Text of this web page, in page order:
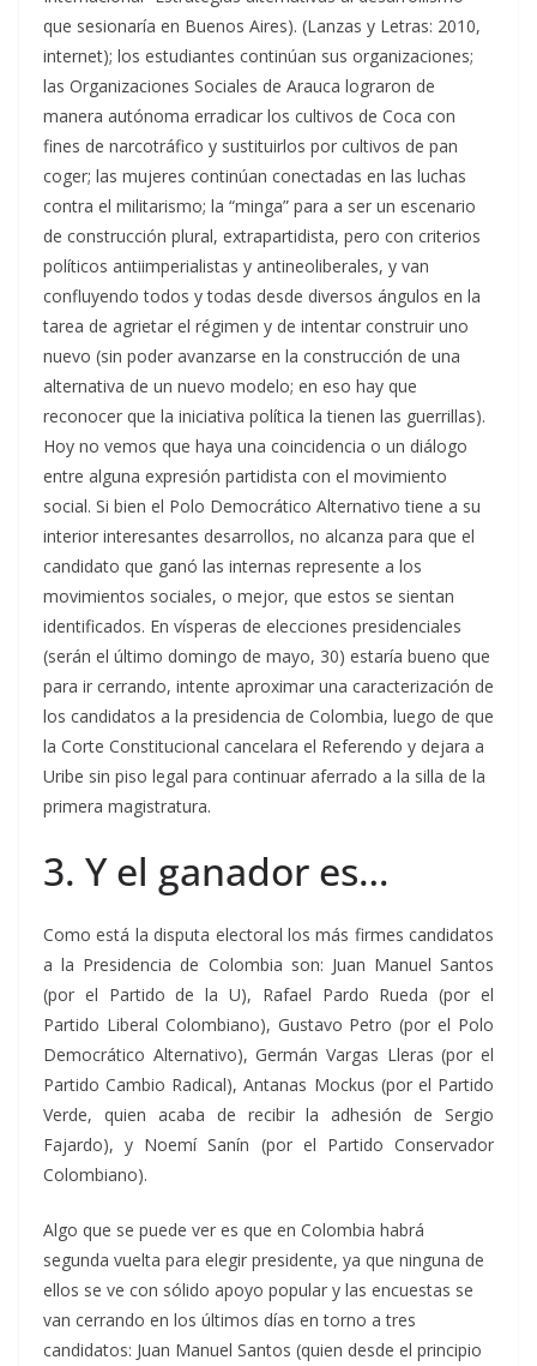
que sesionaría en Buenos Aires). (Lanzas y Letras: 2010,
internet); los estudiantes continúan sus organizaciones;
las Organizaciones Sociales de Arauca lograron de
manera autónoma erradicar los cultivos de Coca con
fines de narcotráfico y sustituirlos por cultivos de pan
coger; las mujeres continúan conectadas en las luchas
contra el militarismo; la “minga” para a ser un escenario
de construcción plural, extrapartidista, pero con criterios
políticos antiimperialistas y antineoliberales, y van
confluyendo todos y todas desde diversos ángulos en la
tarea de agrietar el régimen y de intentar construir uno
nuevo (sin poder avanzarse en la construcción de una
alternativa de un nuevo modelo; en eso hay que
reconocer que la iniciativa política la tienen las guerrillas).
Hoy no vemos que haya una coincidencia o un diálogo
entre alguna expresión partidista con el movimiento
social. Si bien el Polo Democrático Alternativo tiene a su
interior interesantes desarrollos, no alcanza para que el
candidato que ganó las internas represente a los
movimientos sociales, o mejor, que estos se sientan
identificados. En vísperas de elecciones presidenciales
(serán el último domingo de mayo, 30) estaría bueno que
para ir cerrando, intente aproximar una caracterización de
los candidatos a la presidencia de Colombia, luego de que
la Corte Constitucional cancelara el Referendo y dejara a
Uribe sin piso legal para continuar aferrado a la silla de la
primera magistratura.
3. Y el ganador es…
Como está la disputa electoral los más firmes candidatos
a la Presidencia de Colombia son: Juan Manuel Santos
(por el Partido de la U), Rafael Pardo Rueda (por el
Partido Liberal Colombiano), Gustavo Petro (por el Polo
Democrático Alternativo), Germán Vargas Lleras (por el
Partido Cambio Radical), Antanas Mockus (por el Partido
Verde, quien acaba de recibir la adhesión de Sergio
Fajardo), y Noemí Sanín (por el Partido Conservador
Colombiano).
Algo que se puede ver es que en Colombia habrá
segunda vuelta para elegir presidente, ya que ninguna de
ellos se ve con sólido apoyo popular y las encuestas se
van cerrando en los últimos días en torno a tres
candidatos: Juan Manuel Santos (quien desde el principio